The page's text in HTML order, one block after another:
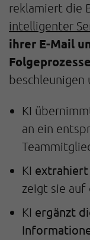
reklamiert die
intelligenter
ihrer E-Mail
beschleunigen
KI
an ein
KI
zeigt sie auf
KI ergänzt